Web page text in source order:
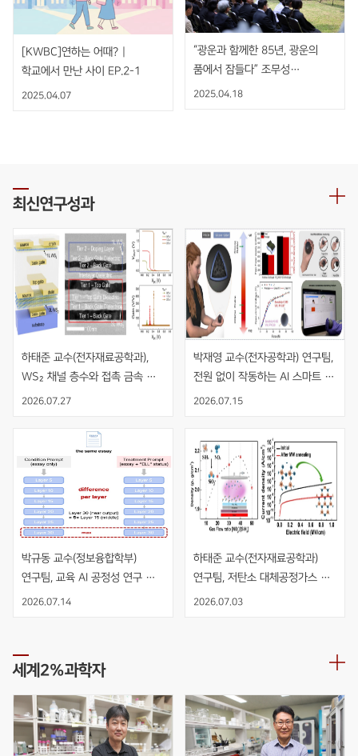
[KWBC]연하는 어때? |
학교에서 만난 사이 EP.2-1
2025.04.07
“광운과 함께한 85년, 광운의
품에서 잠들다” 조무성
광운대학교 초대총장 영결식
2025.04.18
최신연구성과
하태준 교수(전자재료공학과),
WS₂ 채널 층수와 접촉 금속
동시 최적화를 통한 초고이득
2026.07.27
박재영 교수(전자공학과) 연구팀,
전원 없이 작동하는 AI 스마트
재활볼 개발
2026.07.15
박규동 교수(정보융합학부)
연구팀, 교육 AI 공정성 연구
AIED 발표
2026.07.14
하태준 교수(전자재료공학과)
연구팀, 저탄소 대체공정가스
NO2 기반 PECVD 공정을
2026.07.03
세계2%과학자